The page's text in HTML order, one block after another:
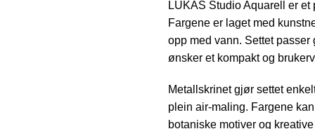
LUKAS Studio Aquarell er
Fargene er laget med
opp med vann. Settet
ønsker et kompakt og
Metallskrinet gjør settet
plein air-maling. Fargene
botaniske motiver og